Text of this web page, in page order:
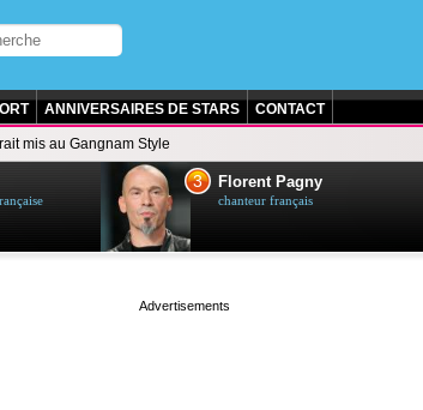
ANNIVERSAIRES DE STARS CONTACT
mis au Gangnam Style
3 Florent Pagny
chanteur français